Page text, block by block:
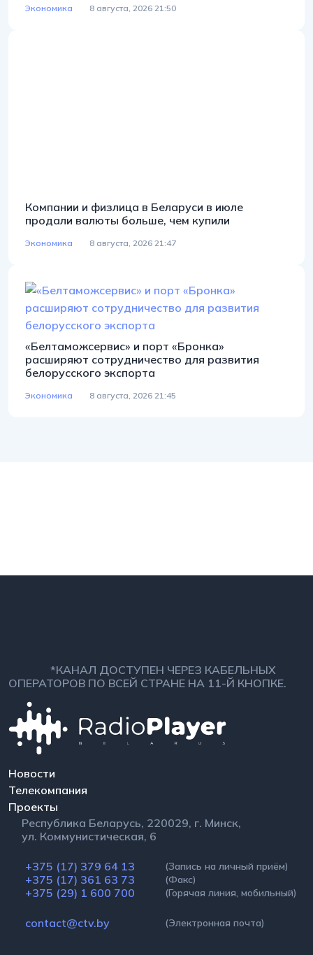
Экономика 8 августа, 2026 21:50
Компании и физлица в Беларуси в июле
продали валюты больше, чем купили
Экономика 8 августа, 2026 21:47
«Белтаможсервис» и порт «Бронка»
расширяют сотрудничество для развития
белорусского экспорта
Экономика 8 августа, 2026 21:45
*КАНАЛ ДОСТУПЕН ЧЕРЕЗ КАБЕЛЬНЫХ
ОПЕРАТОРОВ ПО ВСЕЙ СТРАНЕ НА 11-Й КНОПКЕ.
Новости
Телекомпания
Проекты
Республика Беларусь, 220029, г. Минск,
ул. Коммунистическая, 6
+375 (17) 379 64 13 (Запись на личный приём)
+375 (17) 361 63 73 (Факс)
+375 (29) 1 600 700 (Горячая линия, мобильный)
contact@ctv.by (Электронная почта)